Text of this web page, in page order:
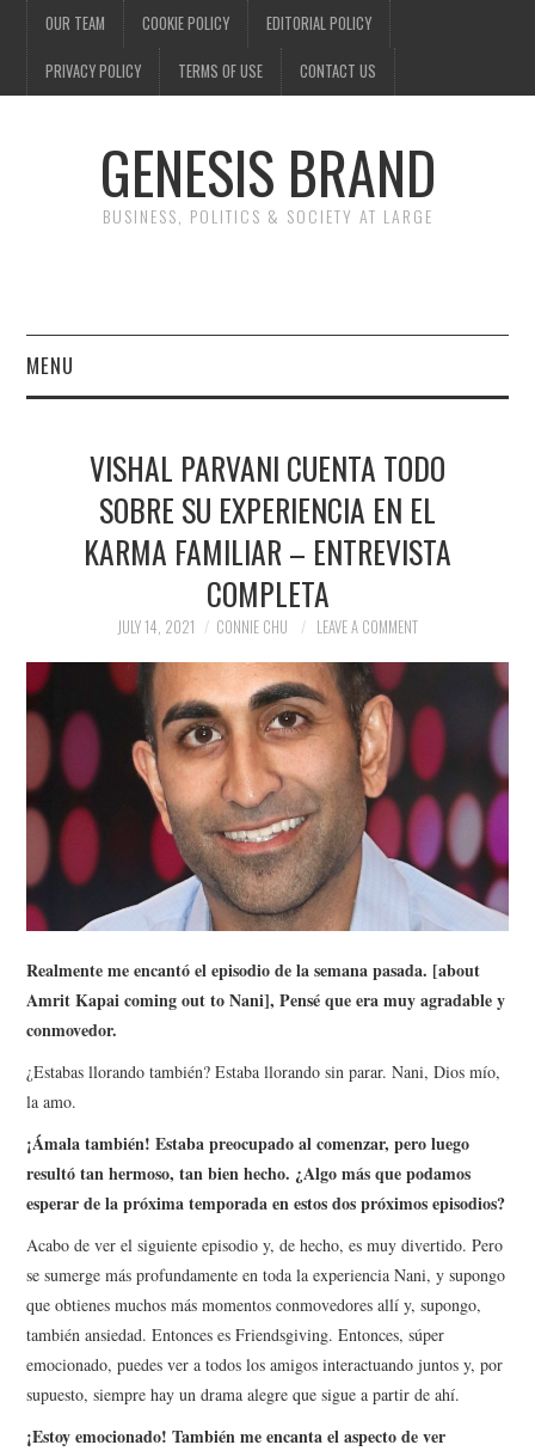
OUR TEAM COOKIE POLICY EDITORIAL POLICY
PRIVACY POLICY TERMS OF USE CONTACT US
GENESIS BRAND
BUSINESS, POLITICS & SOCIETY AT LARGE
MENU
FINANCE
NEWS
SOCIETY
SPORTS
TECHNOLOGY
VISHAL PARVANI CUENTA TODO
SOBRE SU EXPERIENCIA EN EL
KARMA FAMILIAR – ENTREVISTA
COMPLETA
JULY 14, 2021 CONNIE CHU LEAVE A COMMENT
Realmente me encantó el episodio de la semana pasada. [about
Amrit Kapai coming out to Nani], Pensé que era muy agradable y
conmovedor.
¿Estabas llorando también? Estaba llorando sin parar. Nani, Dios mío,
la amo.
¡Ámala también! Estaba preocupado al comenzar, pero luego
resultó tan hermoso, tan bien hecho. ¿Algo más que podamos
esperar de la próxima temporada en estos dos próximos episodios?
Acabo de ver el siguiente episodio y, de hecho, es muy divertido. Pero
se sumerge más profundamente en toda la experiencia Nani, y supongo
que obtienes muchos más momentos conmovedores allí y, supongo,
también ansiedad. Entonces es Friendsgiving. Entonces, súper
emocionado, puedes ver a todos los amigos interactuando juntos y, por
supuesto, siempre hay un drama alegre que sigue a partir de ahí.
¡Estoy emocionado! También me encanta el aspecto de ver